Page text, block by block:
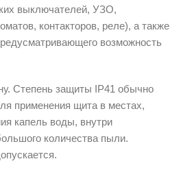
выключателей, УЗО,
контакторов, реле), а также
возможность
Степень защиты IP41 обычно
применения щита в местах,
капель воды, внутри
количества пыли.